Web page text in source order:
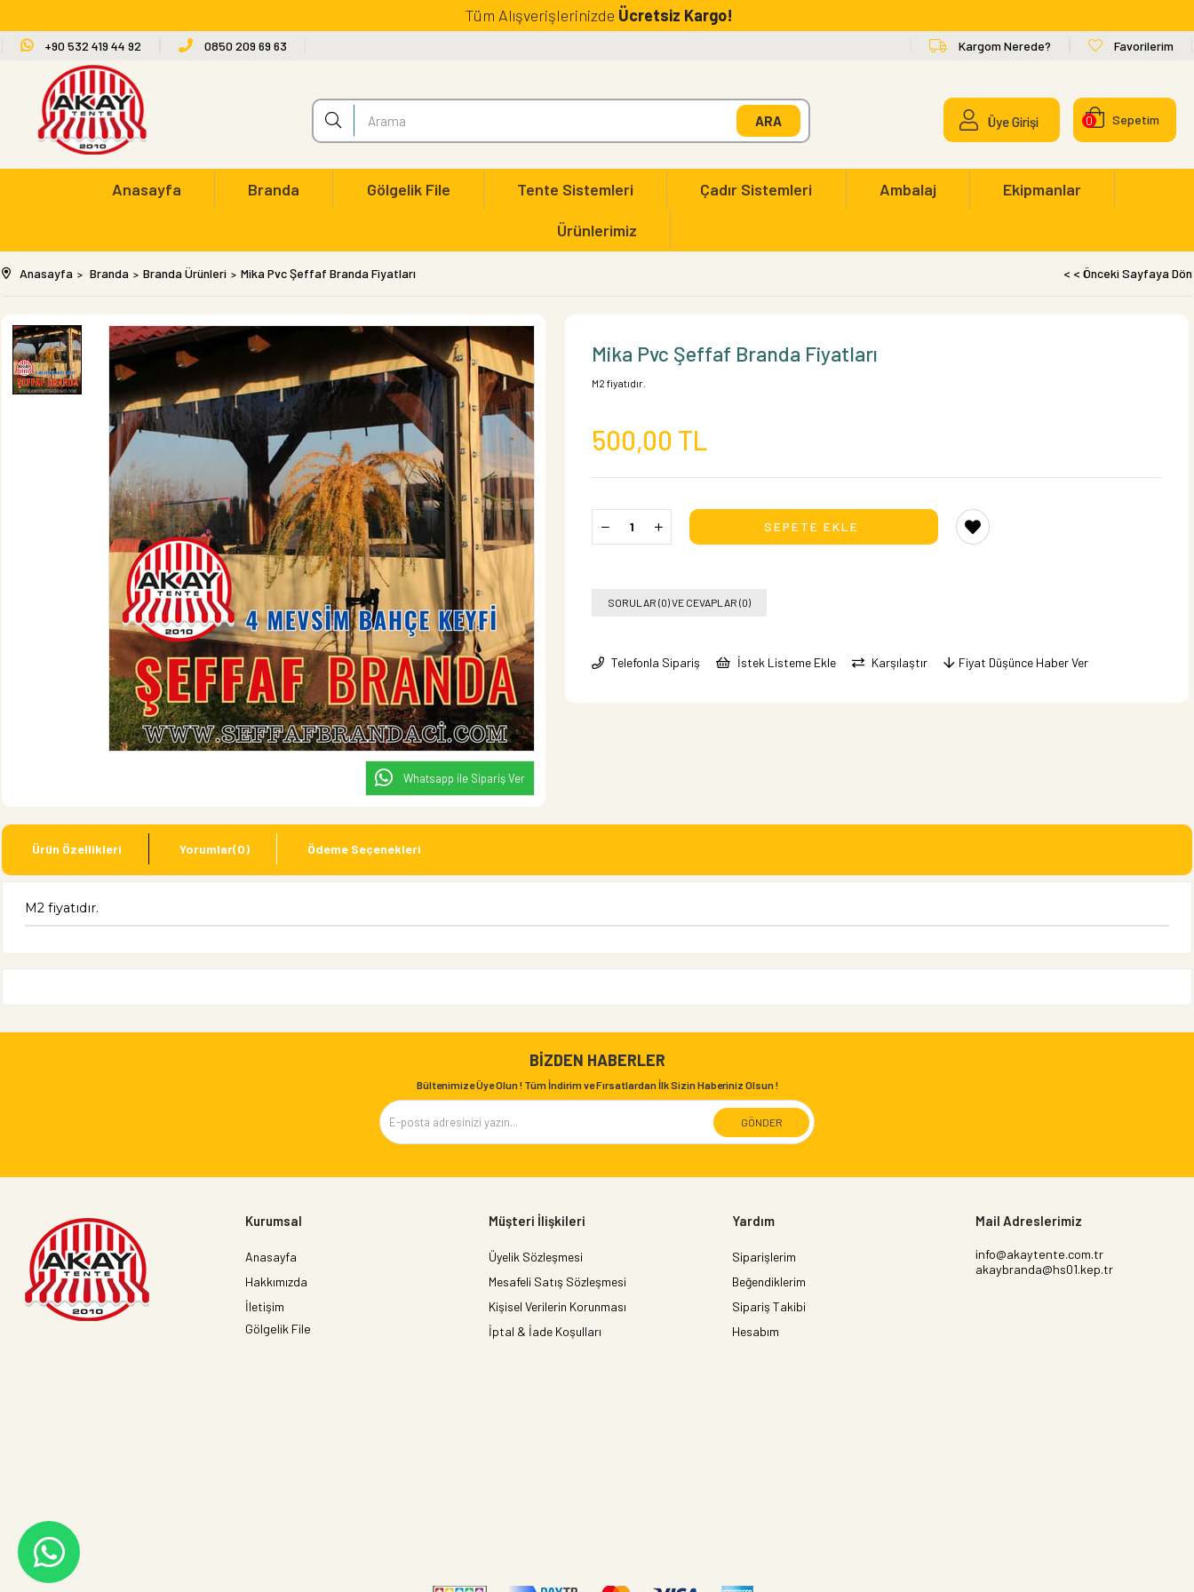
Tüm Alışverişlerinizde Ücretsiz Kargo!
+90 532 419 44 92 0850 209 69 63 Kargom Nerede? Favorilerim
Sepetim
0
Üye Girişi
Anasayfa Branda Gölgelik File Tente Sistemleri Çadır Sistemleri Ambalaj Ekipmanlar
Ürünlerimiz
Anasayfa Branda Branda Ürünleri Mika Pvc Şeffaf Branda Fiyatları < < Önceki Sayfaya Dön
Whatsapp ile Sipariş Ver
Mika Pvc Şeffaf Branda Fiyatları
M2 fiyatıdır.
500,00 TL
SORULAR (0) VE CEVAPLAR (0)
Telefonla Sipariş İstek Listeme Ekle Karşılaştır Fiyat Düşünce Haber Ver
Ürün Özellikleri Yorumlar(0) Ödeme Seçenekleri
M2 fiyatıdır.
BIZDEN HABERLER
Bültenimize Üye Olun ! Tüm İndirim ve Fırsatlardan İlk Sizin Haberiniz Olsun !
GÖNDER
Kurumsal
Anasayfa
Hakkımızda
İletişim
Gölgelik File
Müşteri İlişkileri
Üyelik Sözleşmesi
Mesafeli Satış Sözleşmesi
Kişisel Verilerin Korunması
İptal & İade Koşulları
Yardım
Siparişlerim
Beğendiklerim
Sipariş Takibi
Hesabım
Mail Adreslerimiz
info@akaytente.com.tr
akaybranda@hs01.kep.tr